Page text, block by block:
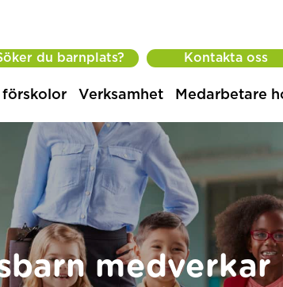
du barnplats? Kontakta oss
förskolor Verksamhet Medarbetare
medverkar